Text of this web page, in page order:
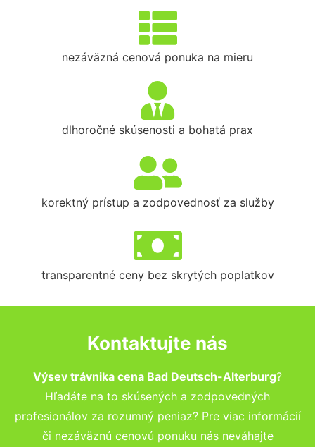
nezáväzná cenová ponuka na mieru
dlhoročné skúsenosti a bohatá prax
korektný prístup a zodpovednosť za služby
transparentné ceny bez skrytých poplatkov
Kontaktujte nás
Výsev trávnika cena Bad Deutsch-Alterburg?
Hľadáte na to skúsených a zodpovedných
profesionálov za rozumný peniaz? Pre viac informácií
či nezáväznú cenovú ponuku nás neváhajte